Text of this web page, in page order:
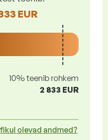
EUR
10% teenib rohkem
2 833 EUR
olevad andmed?